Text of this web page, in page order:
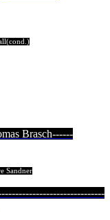
Brasch------
Sandner